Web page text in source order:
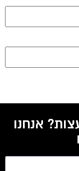
אנחנו